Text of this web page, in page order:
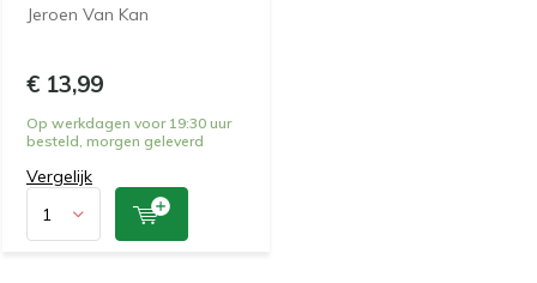
Jeroen Van Kan
€ 13,99
Op werkdagen voor 19:30 uur
besteld, morgen geleverd
Vergelijk